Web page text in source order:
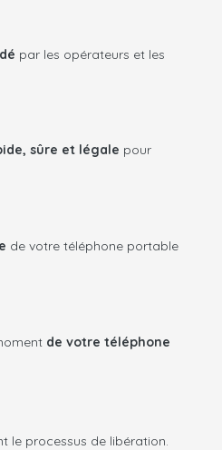
par les opérateurs et les
sûre et légale pour
de votre téléphone portable
de votre téléphone
le processus de libération.